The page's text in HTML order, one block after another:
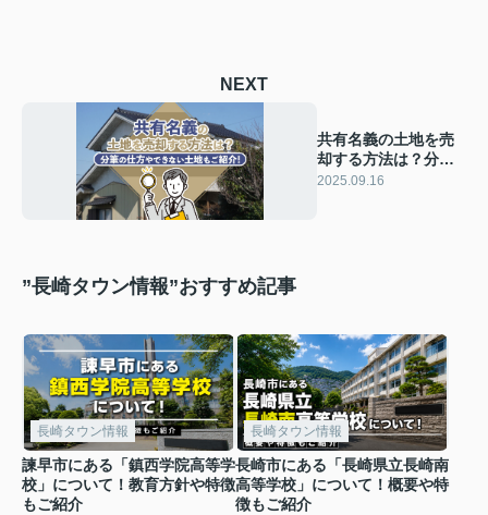
NEXT
共有名義の土地を売
却する方法は？分筆
の仕方やできない土
2025.09.16
”長崎タウン情報”おすすめ記事
長崎タウン情報
諫早市にある「鎮西学院高等学
校」について！教育方針や特徴
もご紹介
長崎タウン情報
長崎市にある「長崎県立長崎南
高等学校」について！概要や特
徴もご紹介